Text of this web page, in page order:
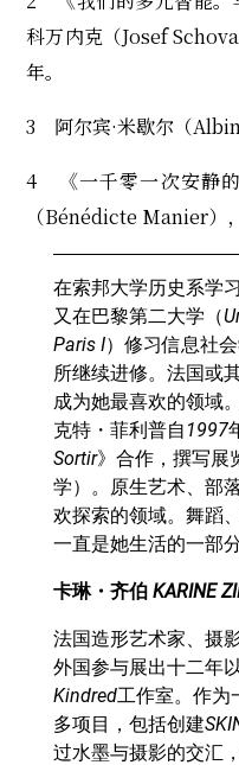
科万内克（Josef
年。
3 阿尔宾·米歇尔（
4 《一千零一次安静
（Bénédicte Manier）
在索邦大学历史系学
又在巴黎第二大学（
Paris I）修习信息社
所继续进修。法国或
成为她最喜欢的领域
克特・菲利普自 1997
Sortir》合作，撰写展
学）。原生艺术、部
欢探索的领域。舞蹈
一直是她生活的一部分
卡琳・齐伯 KARINE
法国造形艺术家、摄
外国参与展出十二年
Kindred工作室。作为
多项目，包括创建
过水墨与摄影的交汇